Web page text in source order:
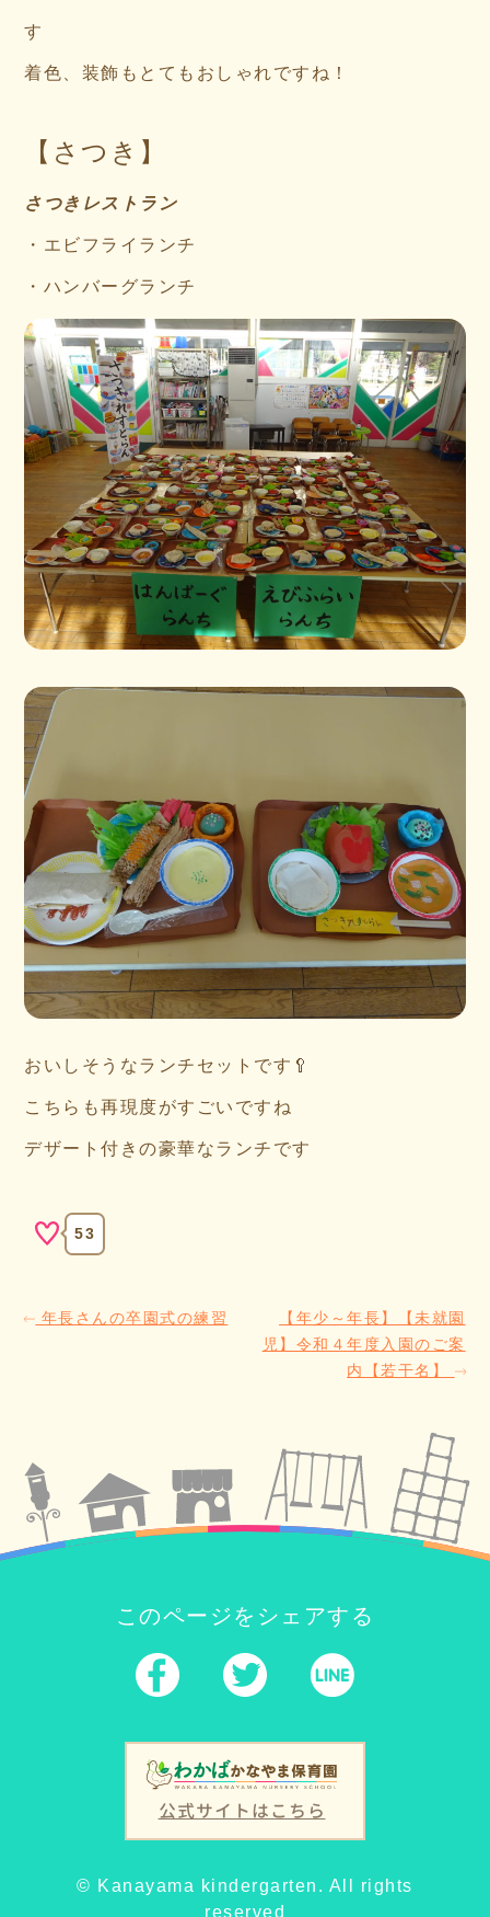
す
着色、装飾もとてもおしゃれですね！
【さつき】
さつきレストラン
・エビフライランチ
・ハンバーグランチ
おいしそうなランチセットです🥄
こちらも再現度がすごいですね
デザート付きの豪華なランチです
53
年長さんの卒園式の練習
【年少～年長】【未就園
児】令和４年度入園のご案
内【若干名】
このページをシェアする
公式サイトはこちら
© Kanayama kindergarten. All rights
reserved